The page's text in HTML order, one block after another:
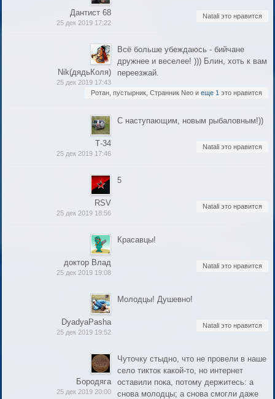
Дантист 68
25 дек 2019 17:22
Natali это нравится
Nik(дядьКоля)
25 дек 2019 17:43
Всё больше убеждаюсь - бийчане
дружнее и веселее! ))) Блин, хоть к вам
переезжай.
Ротан, пустырник, Странник Neo и еще 1 это нравится
Т-34
25 дек 2019 17:46
С наступающим, новым рыбаловным!))
Natali это нравится
RSV
25 дек 2019 18:56
5
Natali это нравится
доктор Влад
25 дек 2019 19:08
Красавцы!
Natali это нравится
DyadyaPasha
25 дек 2019 19:52
Молодцы! Душевно!
Natali это нравится
Бородяга
25 дек 2019 20:00
Чуточку стыдно, что не провели в наше
село тикток какой-то, но интернет
оставили пока, потому держитесь: а
снова молодцы; а снова смогли даже